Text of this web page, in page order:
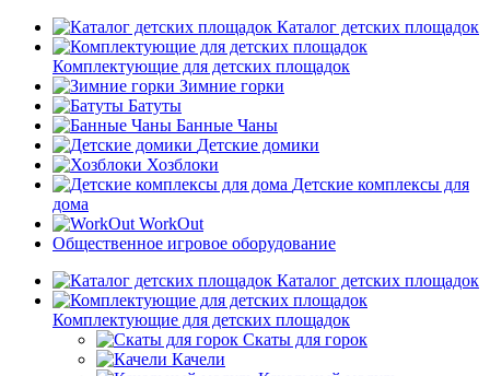
Каталог детских площадок
Комплектующие для детских площадок
Зимние горки
Батуты
Банные Чаны
Детские домики
Хозблоки
Детские комплексы для
дома
WorkOut
Общественное игровое оборудование
Каталог детских площадок
Комплектующие для детских площадок
Скаты для горок
Качели